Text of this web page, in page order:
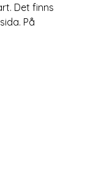
Det finns
På